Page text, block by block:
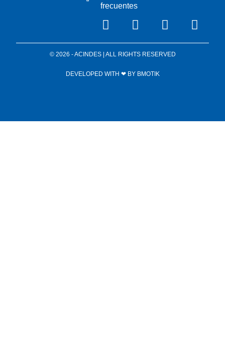
frecuentes
© 2026 - ACINDES | ALL RIGHTS RESERVED
DEVELOPED WITH ❤ BY BMOTIK